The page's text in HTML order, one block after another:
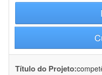
Título do Projeto: